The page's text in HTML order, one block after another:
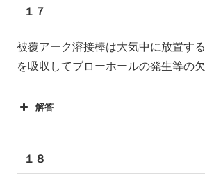
１７
被覆アーク溶接棒は大気中に放置す
を吸収してブローホールの発生等の
解答
１８